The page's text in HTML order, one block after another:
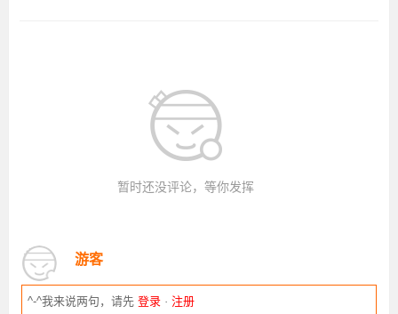
暂时还没评论，等你发挥
游客
^-^我来说两句，请先登录 · 注册